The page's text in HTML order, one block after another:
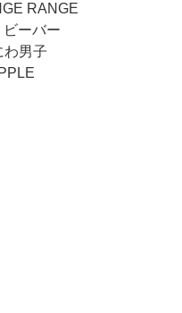
RANGE
ーバー
わ男子